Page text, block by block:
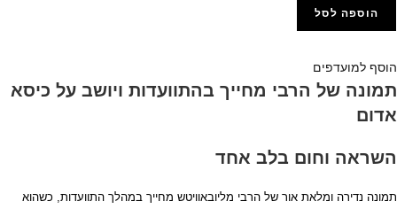
320
-
של
הרבי
מחייך
ויושב
כיסא
הוספה לסל
הוסף למועדפים
תמונה של הרבי מחייך בהתוועדות ויושב על כיסא
אדום
השראה וחום בלב אחד
תמונה נדירה ומלאת אור של הרבי מליובאוויטש מחייך במהלך התוועדות, כשהוא